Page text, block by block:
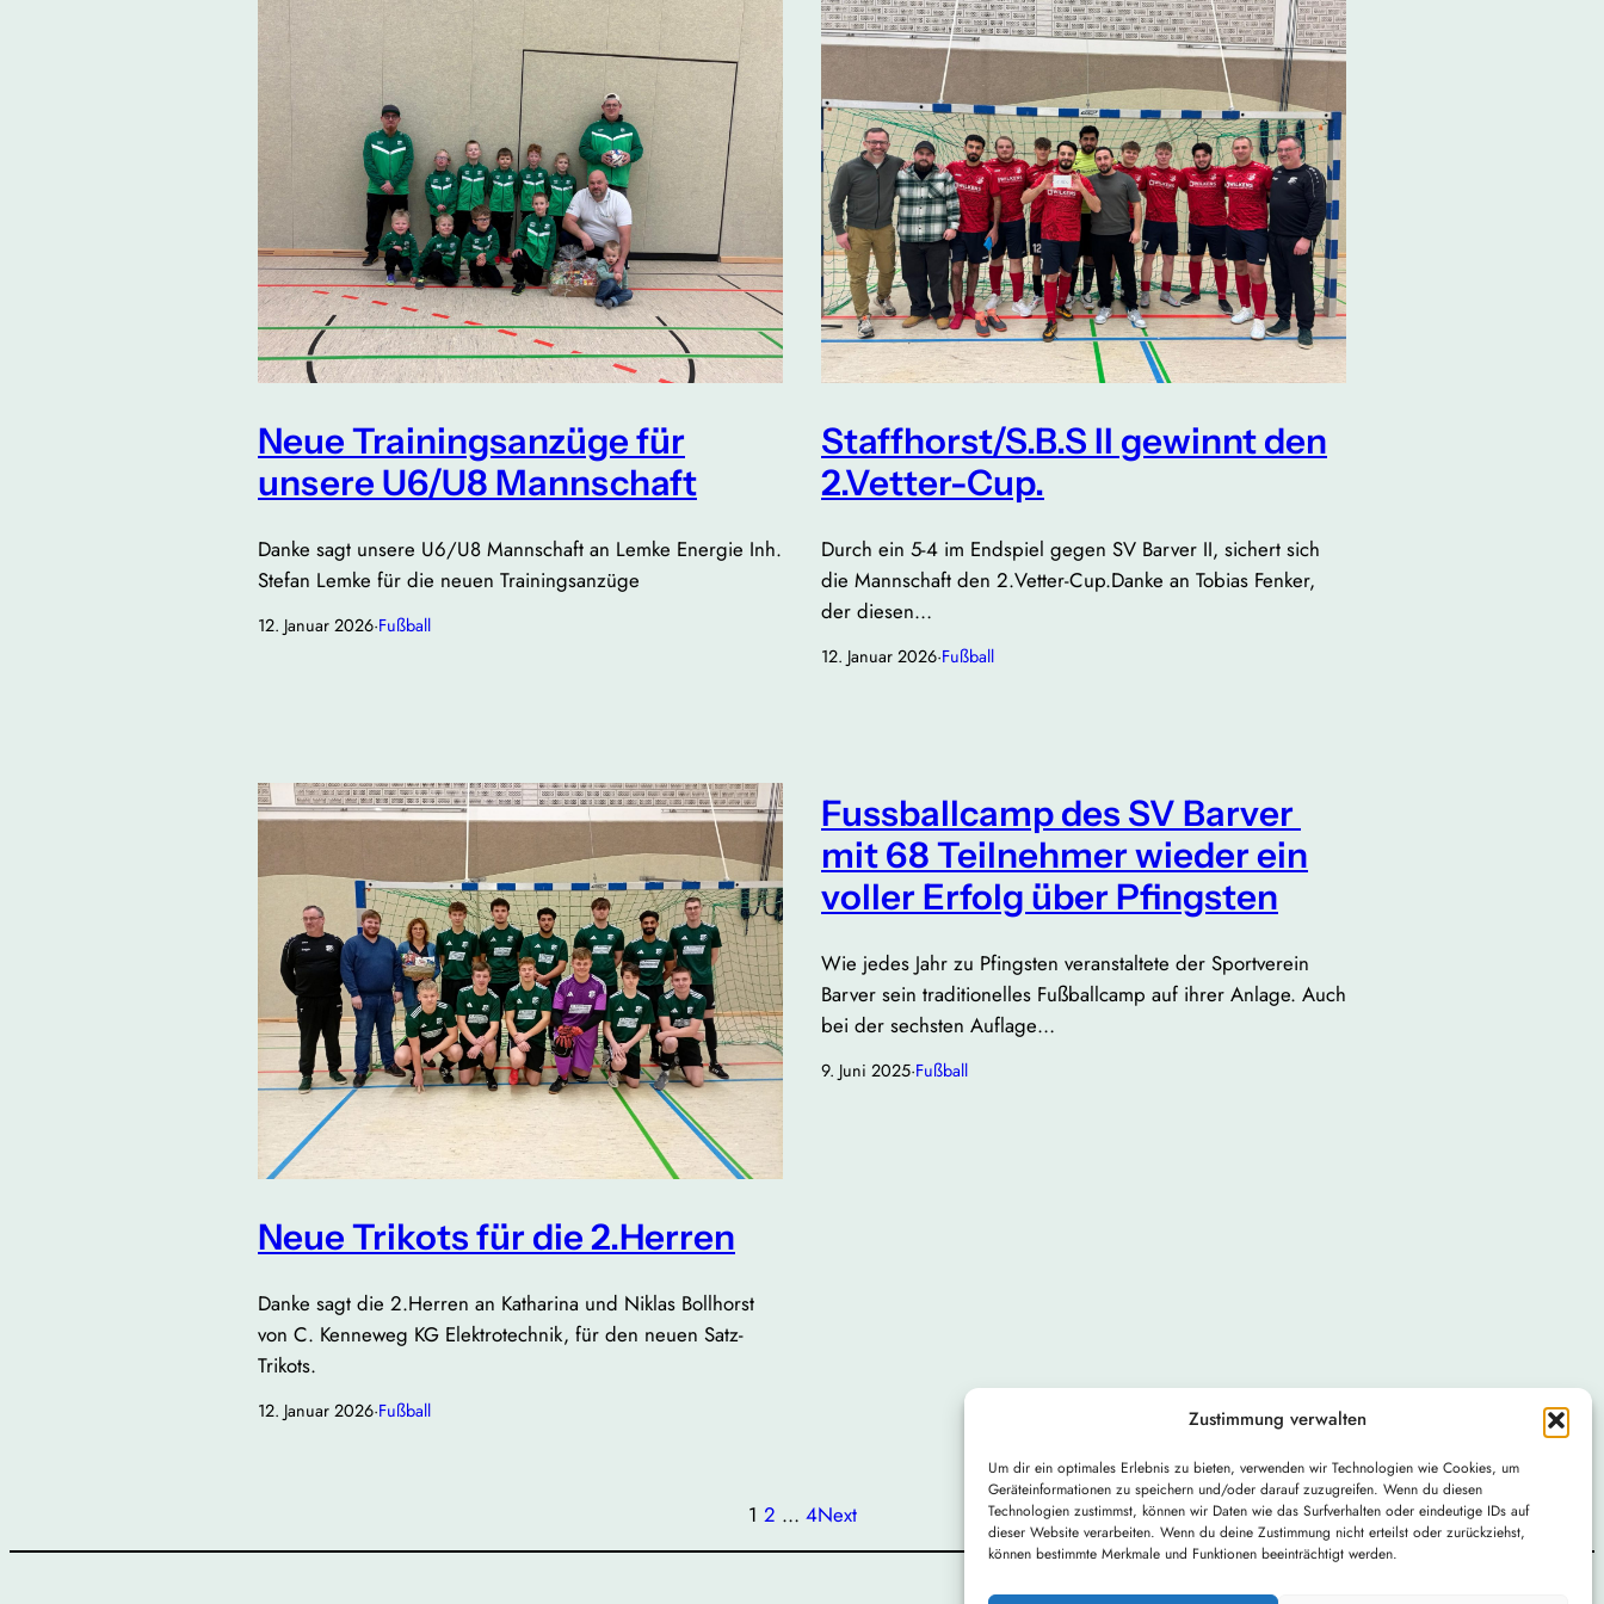
Zustimmung verwalten
Um dir ein optimales Erlebnis zu bieten, verwenden wir Technologien wie Cookies, um
Geräteinformationen zu speichern und/oder darauf zuzugreifen. Wenn du diesen
Technologien zustimmst, können wir Daten wie das Surfverhalten oder eindeutige IDs auf
dieser Website verarbeiten. Wenn du deine Zustimmung nicht erteilst oder zurückziehst,
können bestimmte Merkmale und Funktionen beeinträchtigt werden.
Neue Trainingsanzüge für
unsere U6/U8 Mannschaft
Danke sagt unsere U6/U8 Mannschaft an Lemke Energie Inh.
Stefan Lemke für die neuen Trainingsanzüge
12. Januar 2026·Fußball
Staffhorst/S.B.S II gewinnt den
2.Vetter-Cup.
Durch ein 5-4 im Endspiel gegen SV Barver II, sichert sich
die Mannschaft den 2.Vetter-Cup.Danke an Tobias Fenker,
der diesen…
12. Januar 2026·Fußball
Neue Trikots für die 2.Herren
Danke sagt die 2.Herren an Katharina und Niklas Bollhorst
von C. Kenneweg KG Elektrotechnik, für den neuen Satz-
Trikots.
12. Januar 2026·Fußball
Fussballcamp des SV Barver
mit 68 Teilnehmer wieder ein
voller Erfolg über Pfingsten
Wie jedes Jahr zu Pfingsten veranstaltete der Sportverein
Barver sein traditionelles Fußballcamp auf ihrer Anlage. Auch
bei der sechsten Auflage…
9. Juni 2025·Fußball
1 2 … 4Next